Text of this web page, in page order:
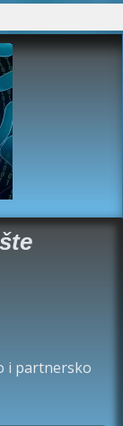
i partnersko